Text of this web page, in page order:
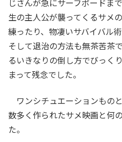
じさんが急にサーフボードま
生の主人公が襲ってくるサメ
練ったり、物凄いサバイバル
そして退治の方法も無茶苦茶
るいきなりの倒し方でびっく
まって残念でした。
ワンシチュエーションもの
数多く作られたサメ映画と何
た。